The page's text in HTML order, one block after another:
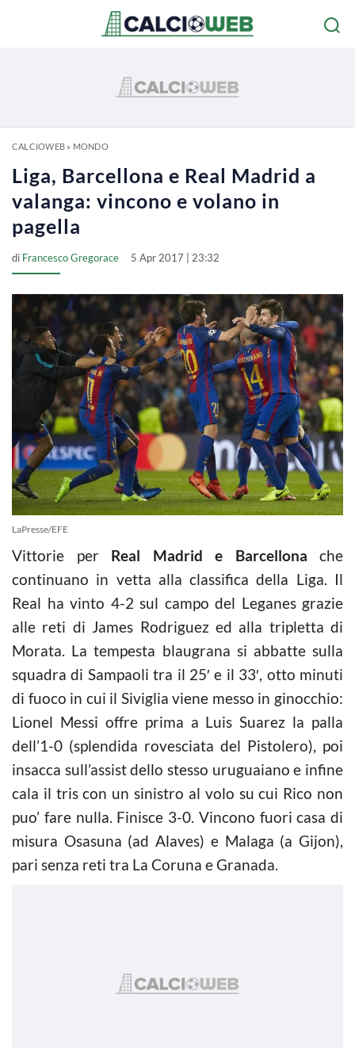
CALCIOWEB» MONDO
Liga, Barcellona e Real Madrid a
valanga: vincono e volano in
pagella
di Francesco Gregorace 5 Apr 2017 | 23:32
LaPresse/EFE
Vittorie per Real Madrid e Barcellona che
continuano in vetta alla classifica della Liga. Il
Real ha vinto 4-2 sul campo del Leganes grazie
alle reti di James Rodriguez ed alla tripletta di
Morata. La tempesta blaugrana si abbatte sulla
squadra di Sampaoli tra il 25′ e il 33′, otto minuti
di fuoco in cui il Siviglia viene messo in ginocchio:
Lionel Messi offre prima a Luis Suarez la palla
dell’1-0 (splendida rovesciata del Pistolero), poi
insacca sull’assist dello stesso uruguaiano e infine
cala il tris con un sinistro al volo su cui Rico non
puo’ fare nulla. Finisce 3-0. Vincono fuori casa di
misura Osasuna (ad Alaves) e Malaga (a Gijon),
pari senza reti tra La Coruna e Granada.